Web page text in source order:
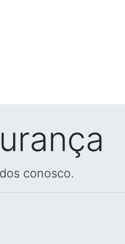
conosco.